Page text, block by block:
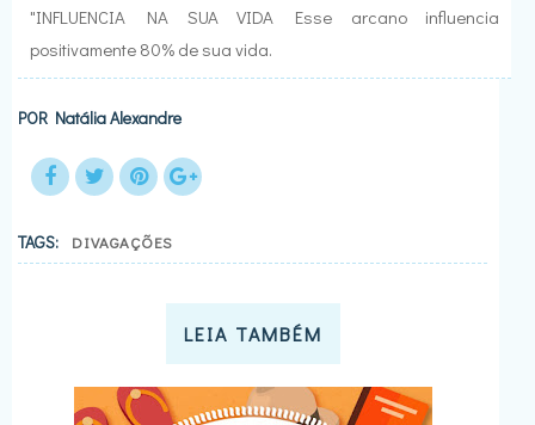
"INFLUENCIA NA SUA VIDA Esse arcano influencia
positivamente 80% de sua vida.
POR Natália Alexandre
TAGS: DIVAGAÇÕES
LEIA TAMBÉM